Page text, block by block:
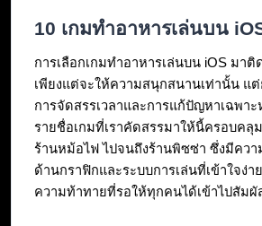
10 เกมทำอาหารเล่นบน
การเลือกเกมทำอาหารเล่นบน iOS มาติ
เพียงแต่จะให้ความสนุกสนานเท่านั้น แ
การจัดสรรเวลาและการแก้ปัญหาเฉพา
รายชื่อเกมที่เราคัดสรรมาให้นี้ครอบคลุม
ร้านหม้อไฟ ไปจนถึงร้านพิซซ่า ซึ่งมีควา
ด้านกราฟิกและระบบการเล่นที่เข้าใจง่า
ความท้าทายที่รอให้ทุกคนได้เข้าไปสัมผั